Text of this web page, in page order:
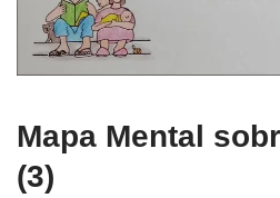
Mapa Mental
(3)